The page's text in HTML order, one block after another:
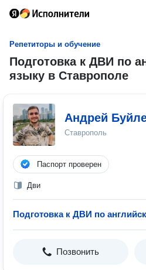
Репетиторы и обучение
Подготовка к ДВИ по
языку в Ставрополе
Андрей
Ставрополь
Паспорт проверен
Дви
Подготовка к ДВИ по
Позвонить